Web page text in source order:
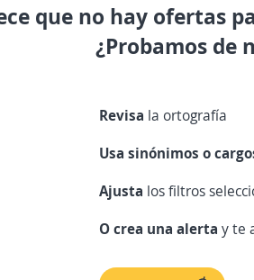
que no hay ofertas
¿Probamos de
Revisa la ortografía
Usa sinónimos o
Ajusta los filtros
O crea una alertay te